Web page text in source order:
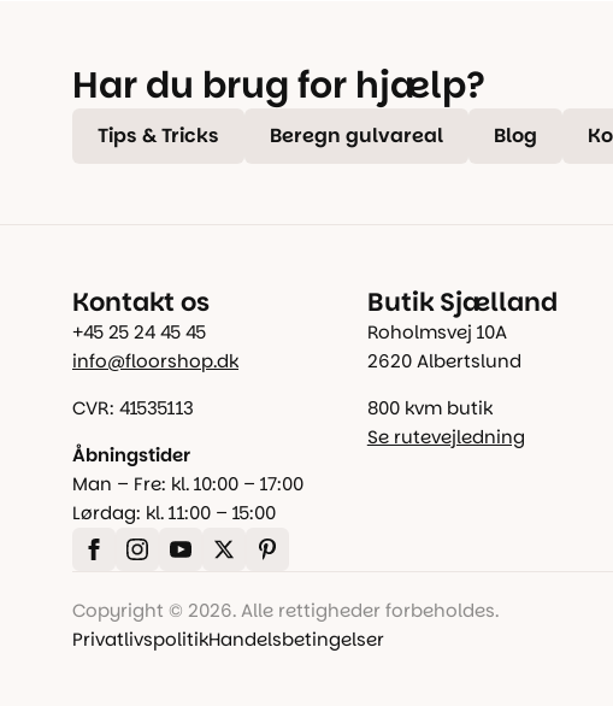
Har du brug for hjælp?
Tips & Tricks Beregn gulvareal Blog
Kontakt os
+45 25 24 45 45
info@floorshop.dk
CVR: 41535113
Åbningstider
Man – Fre: kl. 10:00 – 17:00
Lørdag: kl. 11:00 – 15:00
Butik Sjælland
Roholmsvej 10A
2620 Albertslund
800 kvm butik
Se rutevejledning
Copyright © 2026. Alle rettigheder forbeholdes.
PrivatlivspolitikHandelsbetingelser